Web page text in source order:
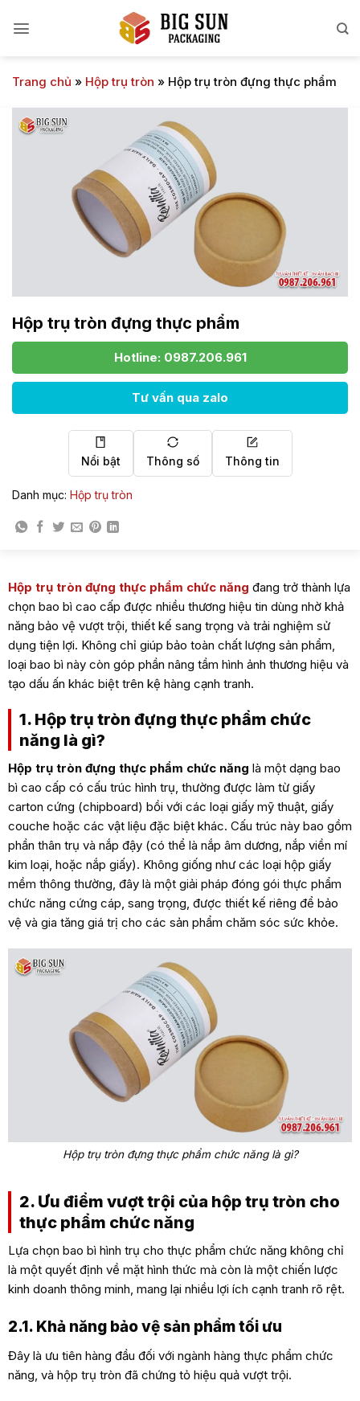
qua
Trang chủ » Hộp trụ tròn » Hộp trụ tròn đựng thực phẩm
Hộp trụ tròn đựng thực phẩm
Hotline: 0987.206.961
Tư vấn qua zalo
Nổi bật Thông số Thông tin
Danh mục: Hộp trụ tròn
Hộp trụ tròn đựng thực phẩm chức năng đang trở thành lựa
chọn bao bì cao cấp được nhiều thương hiệu tin dùng nhờ khả
năng bảo vệ vượt trội, thiết kế sang trọng và trải nghiệm sử
dụng tiện lợi. Không chỉ giúp bảo toàn chất lượng sản phẩm,
loại bao bì này còn góp phần nâng tầm hình ảnh thương hiệu và
tạo dấu ấn khác biệt trên kệ hàng cạnh tranh.
1. Hộp trụ tròn đựng thực phẩm chức
năng là gì?
Hộp trụ tròn đựng thực phẩm chức năng là một dạng bao
bì cao cấp có cấu trúc hình trụ, thường được làm từ giấy
carton cứng (chipboard) bồi với các loại giấy mỹ thuật, giấy
couche hoặc các vật liệu đặc biệt khác. Cấu trúc này bao gồm
phần thân trụ và nắp đậy (có thể là nắp âm dương, nắp viền mí
kim loại, hoặc nắp giấy). Không giống như các loại hộp giấy
mềm thông thường, đây là một giải pháp đóng gói thực phẩm
chức năng cứng cáp, sang trọng, được thiết kế riêng để bảo
vệ và gia tăng giá trị cho các sản phẩm chăm sóc sức khỏe.
Hộp trụ tròn đựng thực phẩm chức năng là gì?
2. Ưu điểm vượt trội của hộp trụ tròn cho
thực phẩm chức năng
Lựa chọn bao bì hình trụ cho thực phẩm chức năng không chỉ
là một quyết định về mặt hình thức mà còn là một chiến lược
kinh doanh thông minh, mang lại nhiều lợi ích cạnh tranh rõ rệt.
2.1. Khả năng bảo vệ sản phẩm tối ưu
Đây là ưu tiên hàng đầu đối với ngành hàng thực phẩm chức
năng, và hộp trụ tròn đã chứng tỏ hiệu quả vượt trội.